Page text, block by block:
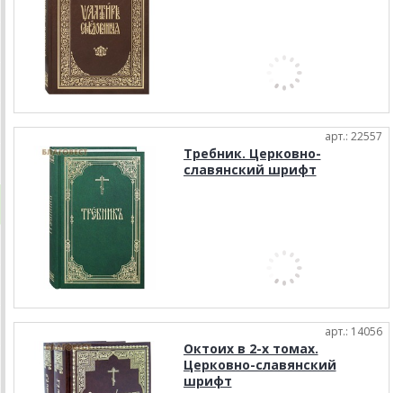
арт.: 22557
Требник. Церковно-
славянский шрифт
арт.: 14056
Октоих в 2-х томах.
Церковно-славянский
шрифт